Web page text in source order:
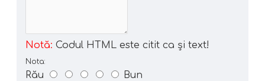
Notă: Codul HTML este citit ca şi text!
Nota:
Rău Bun